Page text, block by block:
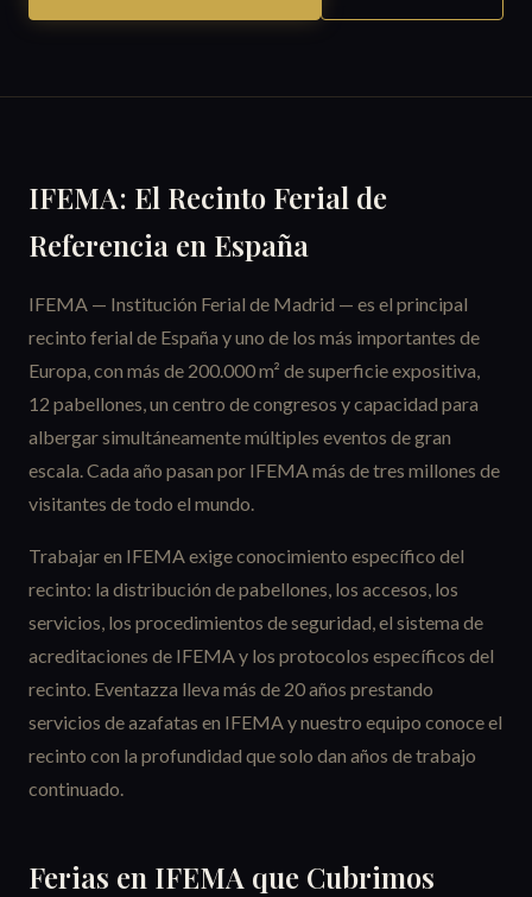
IFEMA: El Recinto Ferial de
Referencia en España
IFEMA — Institución Ferial de Madrid — es el principal
recinto ferial de España y uno de los más importantes de
Europa, con más de 200.000 m² de superficie expositiva,
12 pabellones, un centro de congresos y capacidad para
albergar simultáneamente múltiples eventos de gran
escala. Cada año pasan por IFEMA más de tres millones de
visitantes de todo el mundo.
Trabajar en IFEMA exige conocimiento específico del
recinto: la distribución de pabellones, los accesos, los
servicios, los procedimientos de seguridad, el sistema de
acreditaciones de IFEMA y los protocolos específicos del
recinto. Eventazza lleva más de 20 años prestando
servicios de azafatas en IFEMA y nuestro equipo conoce el
recinto con la profundidad que solo dan años de trabajo
continuado.
Ferias en IFEMA que Cubrimos